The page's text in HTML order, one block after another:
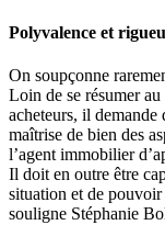
Polyvalence et
On soupçonne
Loin de se résumer
acheteurs, il demande
maîtrise de bien des
l’agent immobilier
Il doit en outre être
situation et de pouvoir
souligne Stéphanie